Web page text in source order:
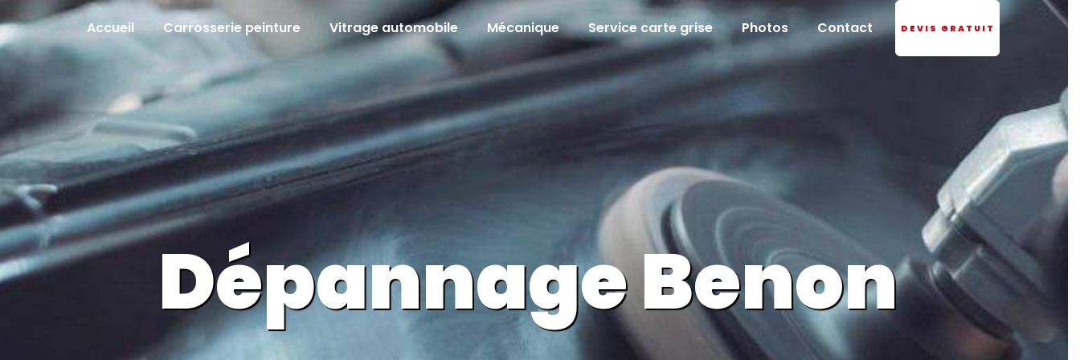
Panneau de gestion des cookies
Accueil Carrosserie peinture Vitrage automobile Mécanique Service carte grise Photos Contact DEVIS GRATUIT
Dépannage Benon